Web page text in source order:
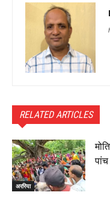
RELATED ARTICLES
अररिया